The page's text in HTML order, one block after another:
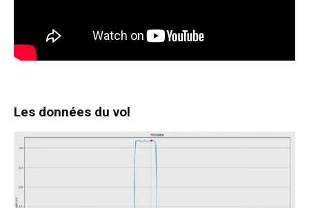
Les données du vol